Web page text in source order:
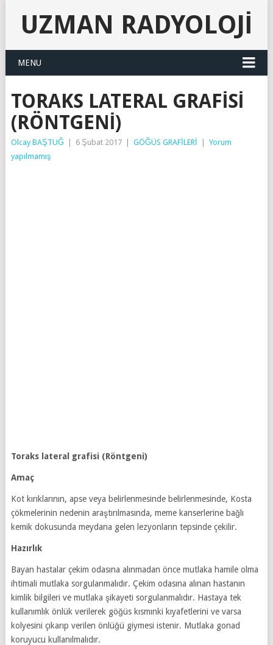
UZMAN RADYOLOJI
MENU
TORAKS LATERAL GRAFISI
(RÖNTGENI)
Olcay BAŞTUĞ 6 Şubat 2017 GÖĞÜS GRAFİLERİ
Yorum
yapılmamış
Toraks lateral grafisi (Röntgeni)
Amaç
Kot kırıklarının, apse veya belirlenmesinde belirlenmesinde, Kosta
çökmelerinin nedenin araştırılmasında, meme kanserlerine bağlı
kemik dokusunda meydana gelen lezyonların tepsinde çekilir.
Hazırlık
Bayan hastalar çekim odasına alınmadan önce mutlaka hamile olma
ihtimali mutlaka sorgulanmalıdır. Çekim odasına alınan hastanın
kimlik bilgileri ve mutlaka şikayeti sorgulanmalıdır. Hastaya tek
kullanımlık önlük verilerek göğüs kısmınki kıyafetlerini ve varsa
kolyesini çıkarıp verilen önlüğü giymesi istenir. Mutlaka gonad
koruyucu kullanılmalıdır.